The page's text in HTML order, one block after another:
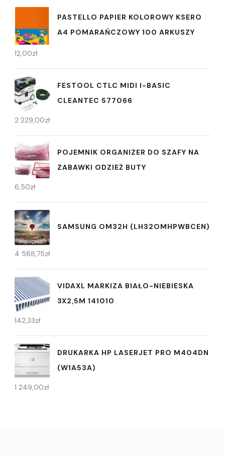
PASTELLO PAPIER KOLOROWY KSERO
A4 POMARAŃCZOWY 100 ARKUSZY
12,00zł
FESTOOL CTLC MIDI I-BASIC
CLEANTEC 577066
2 229,00zł
POJEMNIK ORGANIZER DO SZAFY NA
ZABAWKI ODZIEŻ BUTY
6,50zł
SAMSUNG OM32H (LH32OMHPWBCEN)
4 588,75zł
VIDAXL MARKIZA BIAŁO-NIEBIESKA
3X2,5M 141010
142,33zł
DRUKARKA HP LASERJET PRO M404DN
(W1A53A)
1 249,00zł